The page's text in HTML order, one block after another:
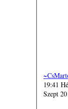
19:41
Szept